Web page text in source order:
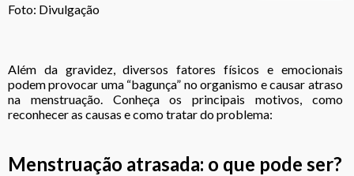
Foto: Divulgação
Além da gravidez, diversos fatores físicos e emocionais
podem provocar uma “bagunça” no organismo e causar atraso
na menstruação. Conheça os principais motivos, como
reconhecer as causas e como tratar do problema:
Menstruação atrasada: o que pode ser?